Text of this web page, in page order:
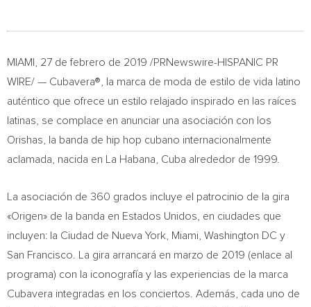
MIAMI
, 27 de febrero de 2019 /PRNewswire-HISPANIC PR
WIRE/ — Cubavera®, la marca de moda de estilo de vida latino
auténtico que ofrece un estilo relajado inspirado en las raíces
latinas, se complace en anunciar una asociación con los
Orishas, la banda de hip hop cubano internacionalmente
aclamada, nacida en La Habana, Cuba alrededor de 1999.
La asociación de 360 grados incluye el patrocinio de la gira
«Origen» de la banda en Estados Unidos, en ciudades que
incluyen: la Ciudad de Nueva York Miami Washington DC y
San Francisco . La gira arrancará en marzo de 2019 (enlace al
programa) con la iconografía y las experiencias de la marca
Cubavera integradas en los conciertos. Además, cada uno de